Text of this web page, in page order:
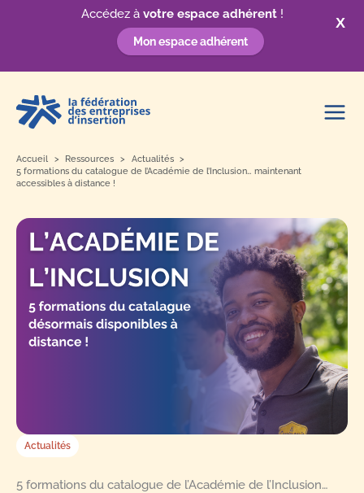
X
Accédez à votre espace adhérent!
Mon espace adhérent
contenu
Accueil Ressources
Actualités
5 formations du catalogue de l’Académie de l’Inclusion… maintenant
accessibles à distance !
Actualités
5 formations du catalogue de l’Académie de l’Inclusion…